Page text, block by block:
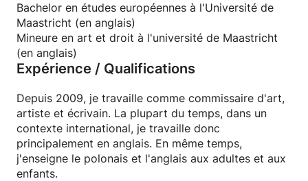
Bachelor en études européennes à l'Université de
Maastricht (en anglais)
Mineure en art et droit à l'université de Maastricht
(en anglais)
Expérience / Qualifications
Depuis 2009, je travaille comme commissaire d'art,
artiste et écrivain. La plupart du temps, dans un
contexte international, je travaille donc
principalement en anglais. En même temps,
j'enseigne le polonais et l'anglais aux adultes et aux
enfants.